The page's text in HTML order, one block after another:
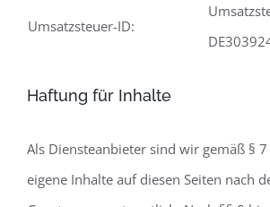
Umsatzsteuer-ID:
Haftung für Inhalte
Als Diensteanbieter sind wir gemäß §
eigene Inhalte auf diesen Seiten nach